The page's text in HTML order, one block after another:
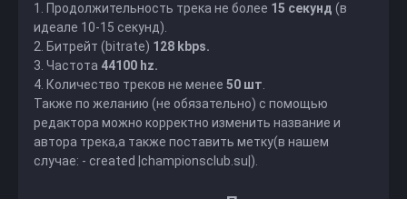
1. Продолжительность трека не более 15 секунд (в
идеале 10-15 секунд).
2. Битрейт (bitrate) 128 kbps.
3. Частота 44100 hz.
4. Количество треков не менее 50 шт
Также по желанию (не обязательно) с помощью
редактора можно корректно изменить название и
автора трека,а также поставить метку(в нашем
случае: - created |championsclub.su|).